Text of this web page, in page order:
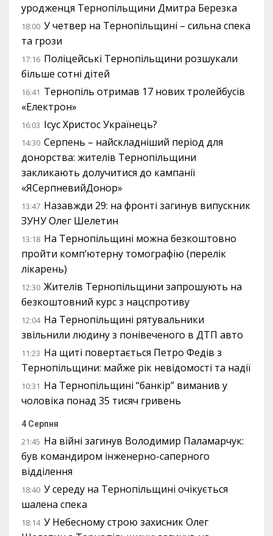
уродженця Тернопільщини Дмитра Березка
18:00 У четвер на Тернопільщині – сильна спека
та грози
17:16 Поліцейські Тернопільщини розшукали
більше сотні дітей
16:41 Тернопіль отримав 17 нових тролейбусів
«Електрон»
16:03 Ісус Христос Українець?
14:30 Серпень – найскладніший період для
донорства: жителів Тернопільщини
закликають долучитися до кампанії
«ЯСерпневийДонор»
13:47 Назавжди 29: на фронті загинув випускник
ЗУНУ Олег Шелетин
13:18 На Тернопільщині можна безкоштовно
пройти комп’ютерну томографію (перелік
лікарень)
12:30 Жителів Тернопільщини запрошують на
безкоштовний курс з нацспротиву
12:04 На Тернопільщині рятувальники
звільнили людину з понівеченого в ДТП авто
11:23 На щиті повертається Петро Федів з
Тернопільщини: майже рік невідомості та надії
10:31 На Тернопільщині “банкір” виманив у
чоловіка понад 35 тисяч гривень
4 Серпня
21:45 На війні загинув Володимир Паламарчук:
був командиром інженерно-саперного
відділення
18:40 У середу на Тернопільщині очікується
шалена спека
18:14 У Небесному строю захисник Олег